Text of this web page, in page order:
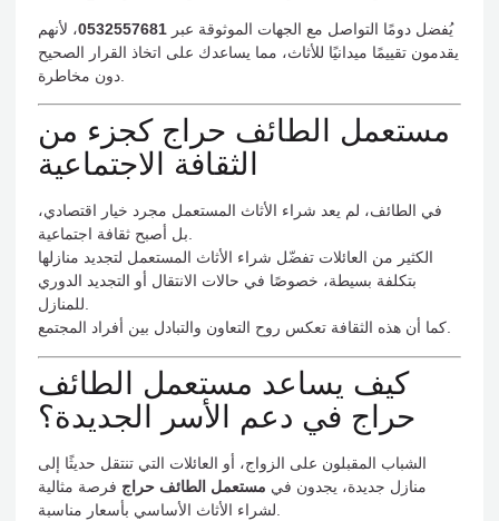
يُفضل دومًا التواصل مع الجهات الموثوقة عبر 0532557681، لأنهم
يقدمون تقييمًا ميدانيًا للأثاث، مما يساعدك على اتخاذ القرار الصحيح
مستعمل الطائف حراج كجزء من
الثقافة الاجتماعية
في الطائف، لم يعد شراء الأثاث المستعمل مجرد خيار اقتصادي،
بل أصبح ثقافة اجتماعية.
الكثير من العائلات تفضّل شراء الأثاث المستعمل لتجديد منازلها
بتكلفة بسيطة، خصوصًا في حالات الانتقال أو التجديد الدوري
للمنازل.
كما أن هذه الثقافة تعكس روح التعاون والتبادل بين أفراد المجتمع.
كيف يساعد مستعمل الطائف
حراج في دعم الأسر الجديدة؟
الشباب المقبلون على الزواج، أو العائلات التي تنتقل حديثًا إلى
منازل جديدة، يجدون في مستعمل الطائف حراج فرصة مثالية